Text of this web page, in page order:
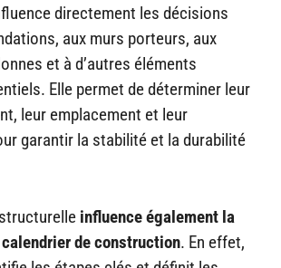
directement les décisions
aux murs porteurs, aux
et à d’autres éléments
Elle permet de déterminer leur
leur emplacement et leur
garantir la stabilité et la durabilité
influence également la
de construction. En effet,